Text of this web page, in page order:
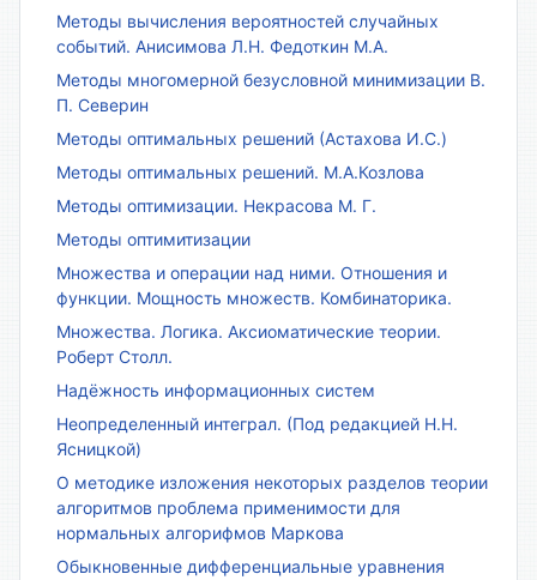
Методы вычисления вероятностей случайных
событий. Анисимова Л.Н. Федоткин М.А.
Методы многомерной безусловной минимизации В.
П. Северин
Методы оптимальных решений (Астахова И.С.)
Методы оптимальных решений. М.А.Козлова
Методы оптимизации. Некрасова М. Г.
Методы оптимитизации
Множества и операции над ними. Отношения и
функции. Мощность множеств. Комбинаторика.
Множества. Логика. Аксиоматические теории.
Роберт Столл.
Надёжность информационных систем
Неопределенный интеграл. (Под редакцией Н.Н.
Ясницкой)
О методике изложения некоторых разделов теории
алгоритмов проблема применимости для
нормальных алгорифмов Маркова
Обыкновенные дифференциальные уравнения